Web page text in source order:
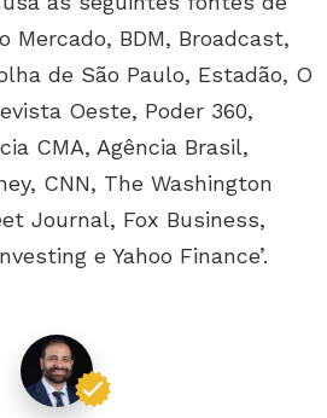
Mercado, BDM, Broadcast,
de São Paulo, Estadão, O
Oeste, Poder 360,
CMA, Agência Brasil,
CNN, The Washington
Journal, Fox Business,
e Yahoo Finance’.